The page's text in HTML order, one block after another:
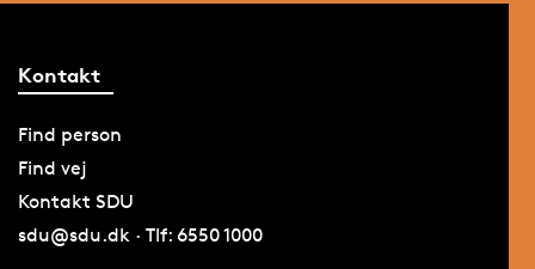
Kontakt
Find person
Find vej
Kontakt SDU
sdu@sdu.dk · Tlf: 6550 1000